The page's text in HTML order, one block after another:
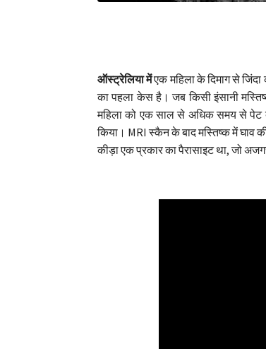
ऑस्ट्रेलिया मेंएक महिला के दिमाग से जिंदा
का पहला केस है। जब किसी इंसानी
महिला को एक साल से अधिक समय से पेट
किया। MRI स्कैन के बाद मस्तिष्क में घाव
कीड़ा एक प्रकार का पैरासाइट था, जो